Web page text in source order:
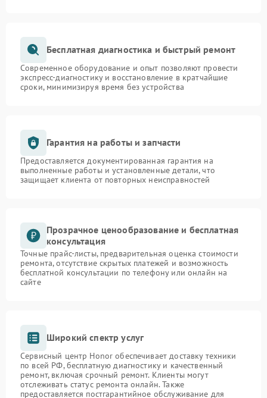
Бесплатная диагностика и быстрый ремонт
Современное оборудование и опыт позволяют провести
экспресс-диагностику и восстановление в кратчайшие
сроки, минимизируя время без устройства
Гарантия на работы и запчасти
Предоставляется документированная гарантия на
выполненные работы и установленные детали, что
защищает клиента от повторных неисправностей
Прозрачное ценообразование и бесплатная
консультация
Точные прайс-листы, предварительная оценка стоимости
ремонта, отсутствие скрытых платежей и возможность
бесплатной консультации по телефону или онлайн на
сайте
Широкий спектр услуг
Сервисный центр Honor обеспечивает доставку техники
по всей РФ, бесплатную диагностику и качественный
ремонт, включая срочный ремонт. Клиенты могут
отслеживать статус ремонта онлайн. Также
предоставляется постгарантийное обслуживание для